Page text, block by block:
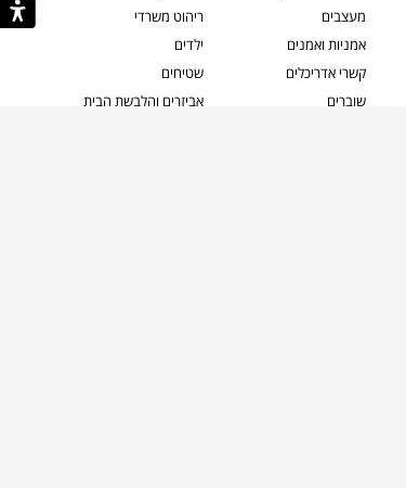
מעצבים
אמניות ואמנים
קשרי אדריכלים
שוברים
ריהוט משרדי
ילדים
שטיחים
אביזרים והלבשת הבית